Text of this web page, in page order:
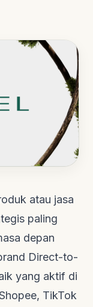
atau jasa
paling
depan
Direct-to-
yang aktif di
TikTok